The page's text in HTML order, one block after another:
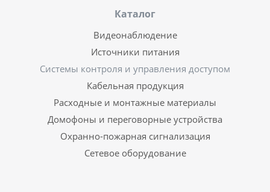
Каталог
Видеонаблюдение
Источники питания
Системы контроля и управления доступом
Кабельная продукция
Расходные и монтажные материалы
Домофоны и переговорные устройства
Охранно-пожарная сигнализация
Сетевое оборудование